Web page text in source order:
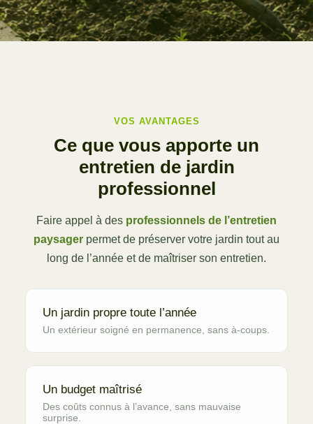
VOS AVANTAGES
Ce que vous apporte un
entretien de jardin
professionnel
Faire appel à des professionnels de l’entretien
paysager permet de préserver votre jardin tout au
long de l’année et de maîtriser son entretien.
Un jardin propre toute l’année
Un extérieur soigné en permanence, sans à-coups.
Un budget maîtrisé
Des coûts connus à l’avance, sans mauvaise
surprise.